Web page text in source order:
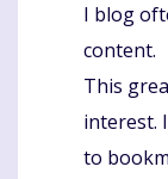
I blog
content.
This
interest.
to